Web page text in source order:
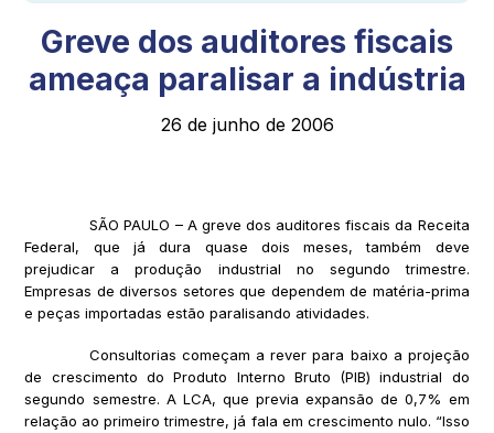
Greve dos auditores fiscais
ameaça paralisar a indústria
26 de junho de 2006
SÃO PAULO – A greve dos auditores fiscais da Receita
Federal, que já dura quase dois meses, também deve
prejudicar a produção industrial no segundo trimestre.
Empresas de diversos setores que dependem de matéria-prima
e peças importadas estão paralisando atividades.
Consultorias começam a rever para baixo a projeção
de crescimento do Produto Interno Bruto (PIB) industrial do
segundo semestre. A LCA, que previa expansão de 0,7% em
relação ao primeiro trimestre, já fala em crescimento nulo. “Isso